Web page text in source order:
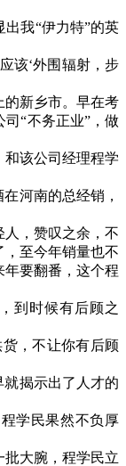
我“伊力特”的英
该‘外围辐射，步
新乡市。早在考
“不务正业”，做
该公司经理程学
河南的总经销，
，赞叹之余，不
至今年销量也不
年要翻番，这个程
到时候有后顾之
，不让你有后顾
揭示出了人才的
学民果然不负厚
大腕，程学民立